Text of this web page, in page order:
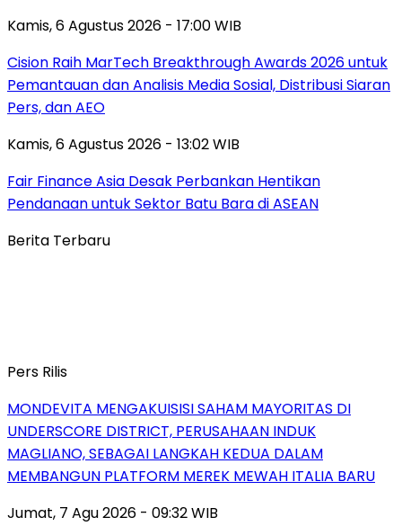
Kamis, 6 Agustus 2026 - 17:00 WIB
Cision Raih MarTech Breakthrough Awards 2026 untuk
Pemantauan dan Analisis Media Sosial, Distribusi Siaran
Pers, dan AEO
Kamis, 6 Agustus 2026 - 13:02 WIB
Fair Finance Asia Desak Perbankan Hentikan
Pendanaan untuk Sektor Batu Bara di ASEAN
Berita Terbaru
Pers Rilis
MONDEVITA MENGAKUISISI SAHAM MAYORITAS DI
UNDERSCORE DISTRICT, PERUSAHAAN INDUK
MAGLIANO, SEBAGAI LANGKAH KEDUA DALAM
MEMBANGUN PLATFORM MEREK MEWAH ITALIA BARU
Jumat, 7 Agu 2026 - 09:32 WIB